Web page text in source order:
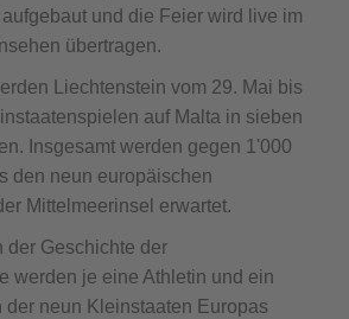
und die Feier wird live im
übertragen.
Liechtenstein vom 29. Mai bis
auf Malta in sieben
Insgesamt werden gegen 1'000
den neun europäischen
Mittelmeerinsel erwartet.
der Geschichte der
werden je eine Athletin und ein
der neun Kleinstaaten Europas